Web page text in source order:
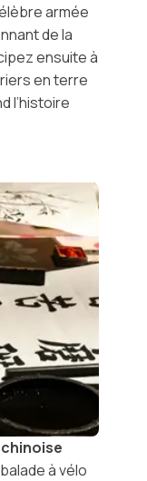
armée
de la
ensuite à
en terre
l’histoire
balade à vélo